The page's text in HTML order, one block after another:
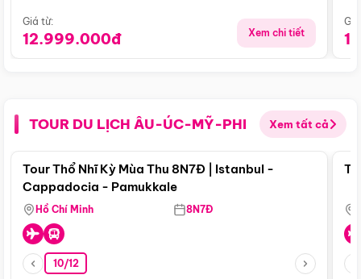
Giá từ:
12.999.000đ Xem chi tiết
TOUR DU LỊCH ÂU-ÚC-MỸ-PHI Xem tất cả
Điểm nổi bật
Tour Thổ Nhĩ Kỳ Mùa Thu 8N7Đ | Istanbul -
Cappadocia - Pamukkale
Hồ Chí Minh 8N7Đ
10/12